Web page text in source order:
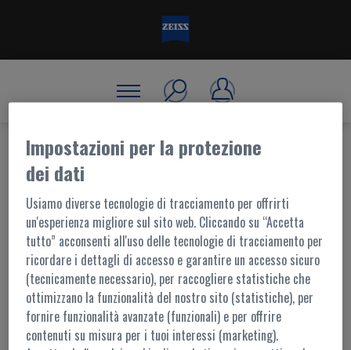
ACCESSO AL PORTALE
I contenuti di questo portale sono accessibili ai soli utenti registrati.
L'accesso è possibile tramiteMyZEISS
Per ulteriori informazioni,contattaci
Impostazioni per la protezione
dei dati
Usiamo diverse tecnologie di tracciamento per offrirti
un'esperienza migliore sul sito web. Cliccando su “Accetta
tutto” acconsenti all'uso delle tecnologie di tracciamento per
ricordare i dettagli di accesso e garantire un accesso sicuro
(tecnicamente necessario), per raccogliere statistiche che
ottimizzano la funzionalità del nostro sito (statistiche), per
fornire funzionalità avanzate (funzionali) e per offrire
contenuti su misura per i tuoi interessi (marketing).